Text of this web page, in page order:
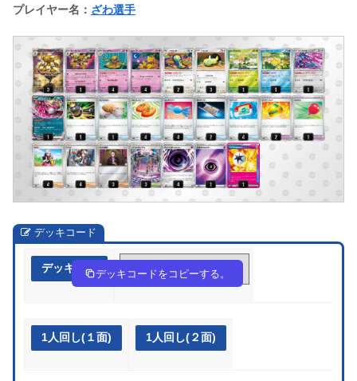
プレイヤー名： ざわ選手
デッキコード
デッキ作成 pMySpR-eXyhlT-3EyXUy
デッキコードをコピーする。
1人回し(１面) 1人回し(２面)